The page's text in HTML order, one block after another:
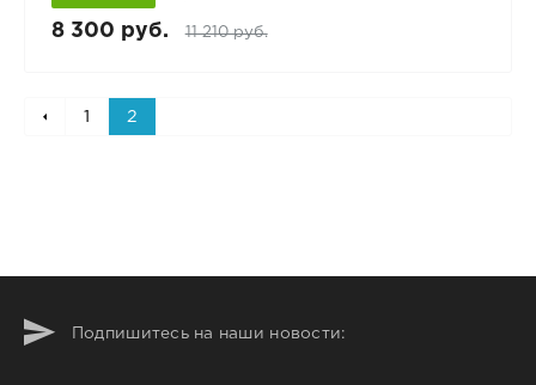
8 300 руб. 11 210 руб.
1 2
Подпишитесь на наши новости: